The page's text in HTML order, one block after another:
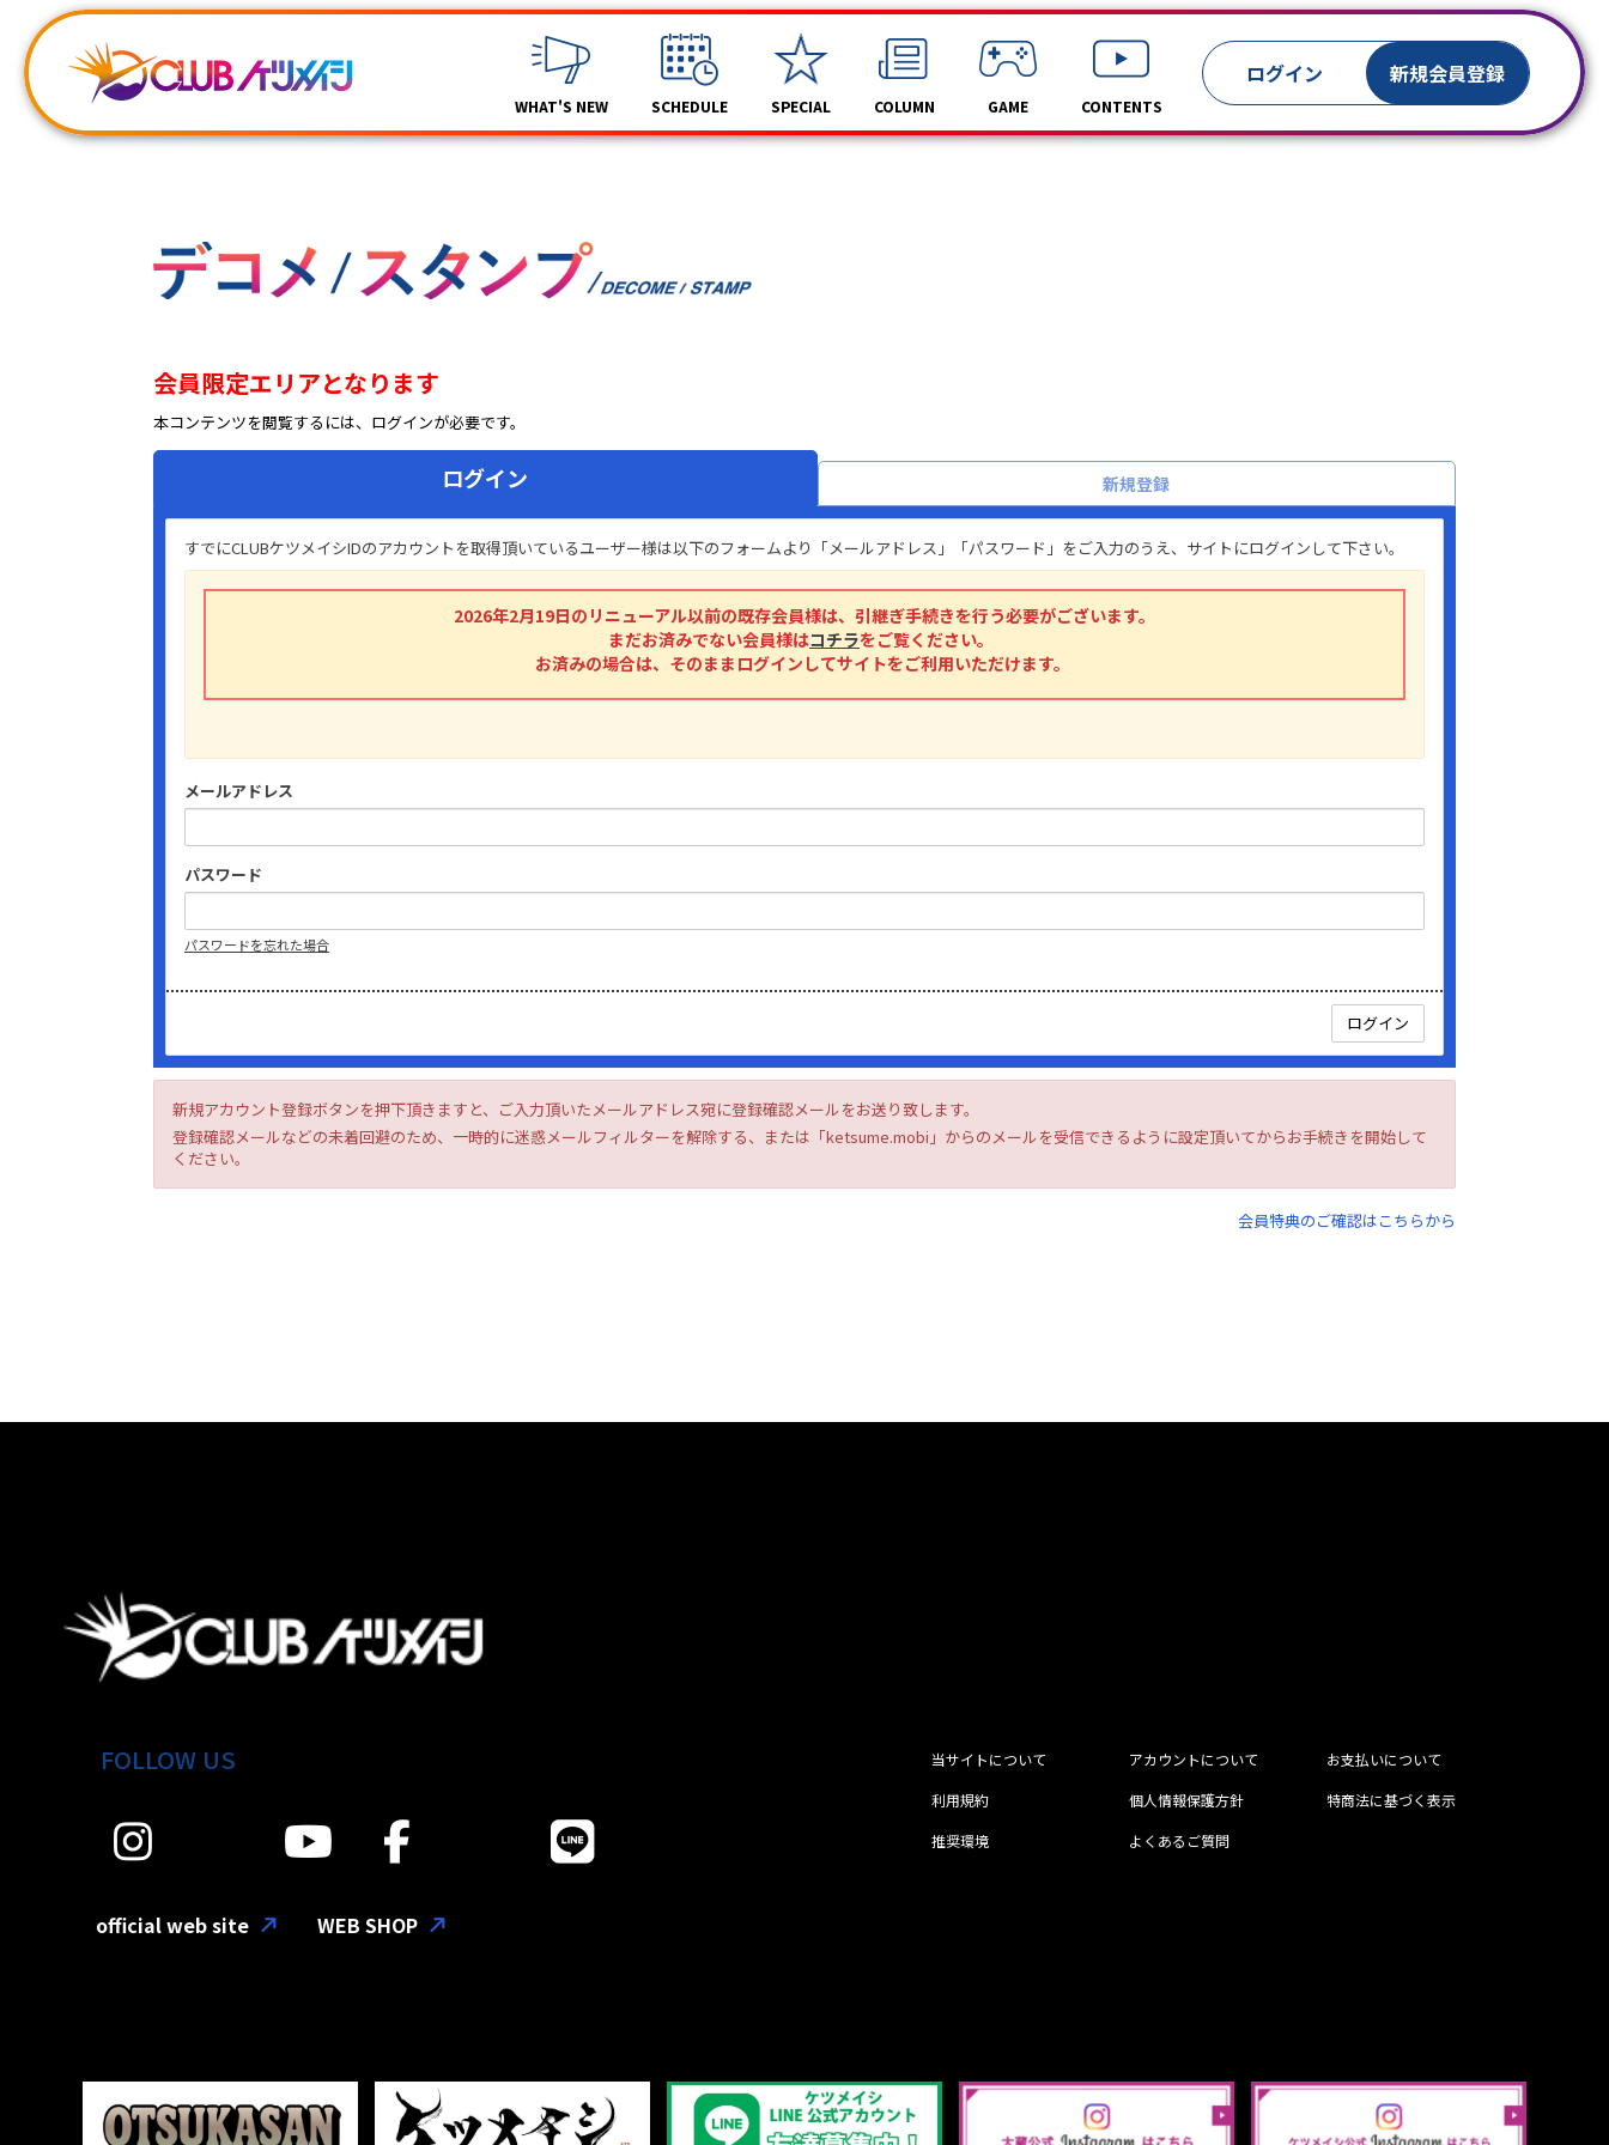
WHAT'S NEW SCHEDULE SPECIAL COLUMN GAME CONTENTS
ログイン 新規会員登録
会員限定エリアとなります
本コンテンツを閲覧するには、ログインが必要です。
ログイン 新規登録
すでにCLUBケツメイシIDのアカウントを取得頂いているユーザー様は以下のフォームより「メールアドレス」「パスワード」をご入力のうえ、サイトにログインして下さい。
2026年2月19日のリニューアル以前の既存会員様は、引継ぎ手続きを行う必要がございます。
まだお済みでない会員様はコチラをご覧ください。
お済みの場合は、そのままログインしてサイトをご利用いただけます。
メールアドレス
パスワード
パスワードを忘れた場合
新規アカウント登録ボタンを押下頂きますと、ご入力頂いたメールアドレス宛に登録確認メールをお送り致します。
登録確認メールなどの未着回避のため、一時的に迷惑メールフィルターを解除する、または「ketsume.mobi」からのメールを受信できるように設定頂いてからお手続きを開始して
ください。
会員特典のご確認はこちらから
FOLLOW US
official web site WEB SHOP
当サイトについて アカウントについて
お支払いについて
利用規約
個人情報保護方針
特商法に基づく表示
推奨環境
よくあるご質問